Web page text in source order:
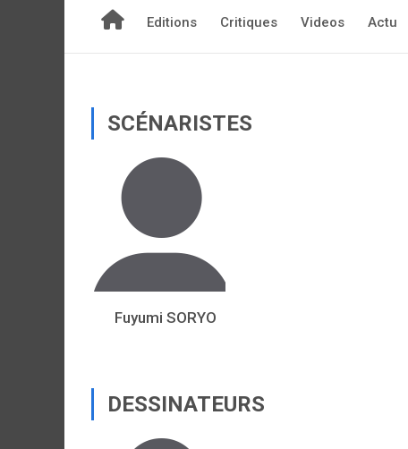
Editions Critiques Videos Actu
SCÉNARISTES
Fuyumi SORYO
DESSINATEURS